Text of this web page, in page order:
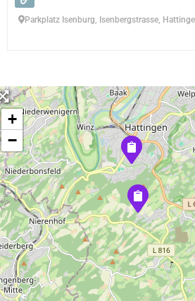
Parkplatz Isenburg, Isenbergstrasse,
+
−